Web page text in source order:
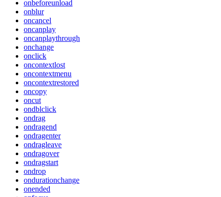
onbeforeunload
onblur
oncancel
oncanplay
oncanplaythrough
onchange
onclick
oncontextlost
oncontextmenu
oncontextrestored
oncopy
oncut
ondblclick
ondrag
ondragend
ondragenter
ondragleave
ondragover
ondragstart
ondrop
ondurationchange
onended